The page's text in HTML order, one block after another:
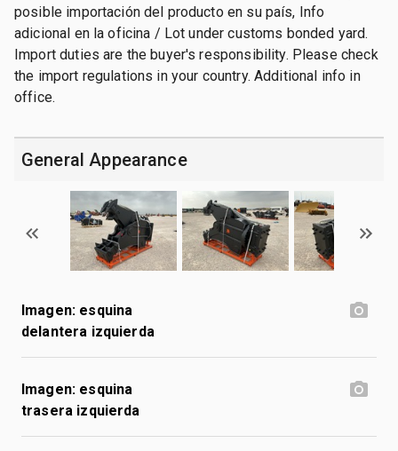
posible importación del producto en su país, Info
adicional en la oficina / Lot under customs bonded yard.
Import duties are the buyer's responsibility. Please check
the import regulations in your country. Additional info in
office.
General Appearance
Imagen: esquina
delantera izquierda
Imagen: esquina
trasera izquierda